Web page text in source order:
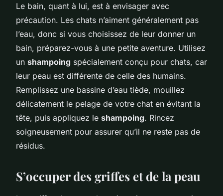
Le bain, quant à lui, est à envisager avec
précaution. Les chats n’aiment généralement pas
l’eau, donc si vous choisissez de leur donner un
bain, préparez-vous à une petite aventure. Utilisez
un shampoing spécialement conçu pour chats, car
leur peau est différente de celle des humains.
Remplissez une bassine d’eau tiède, mouillez
délicatement le pelage de votre chat en évitant la
tête, puis appliquez le shampoing. Rincez
soigneusement pour assurer qu’il ne reste pas de
résidus.
S’occuper des griffes et de la peau